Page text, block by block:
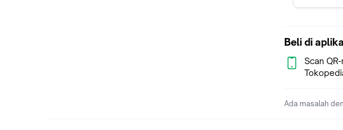
Elastic waist
Anti bakteria
membuat
jamur dan
Beli di
Scan
Ada masalah